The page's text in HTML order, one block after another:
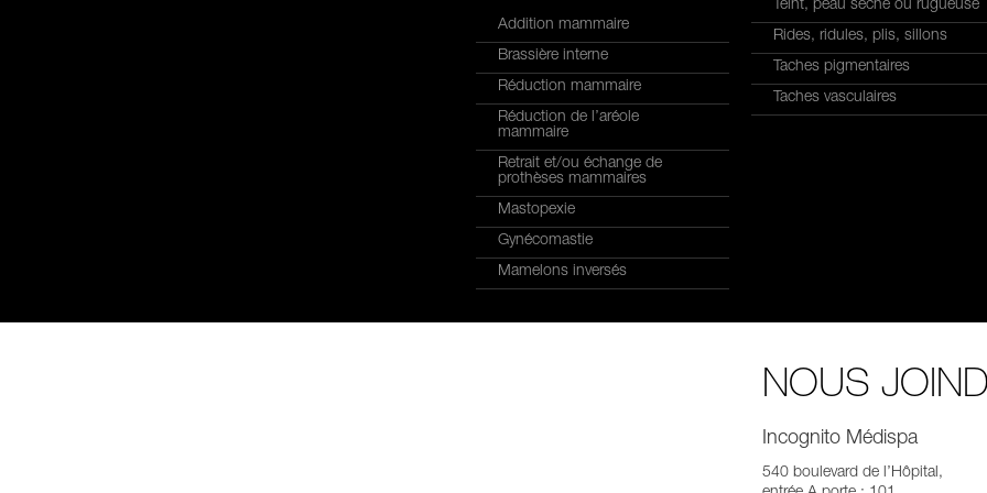
Addition mammaire
Brassière interne
Réduction mammaire
Réduction de l’aréole
mammaire
Retrait et/ou échange de
prothèses mammaires
Mastopexie
Gynécomastie
Mamelons inversés
Teint, peau sèche ou rugueuse
Rides, ridules, plis, sillons
Taches pigmentaires
Taches vasculaires
NOUS
Incognito Médispa
540 boulevard de l’Hôpital,